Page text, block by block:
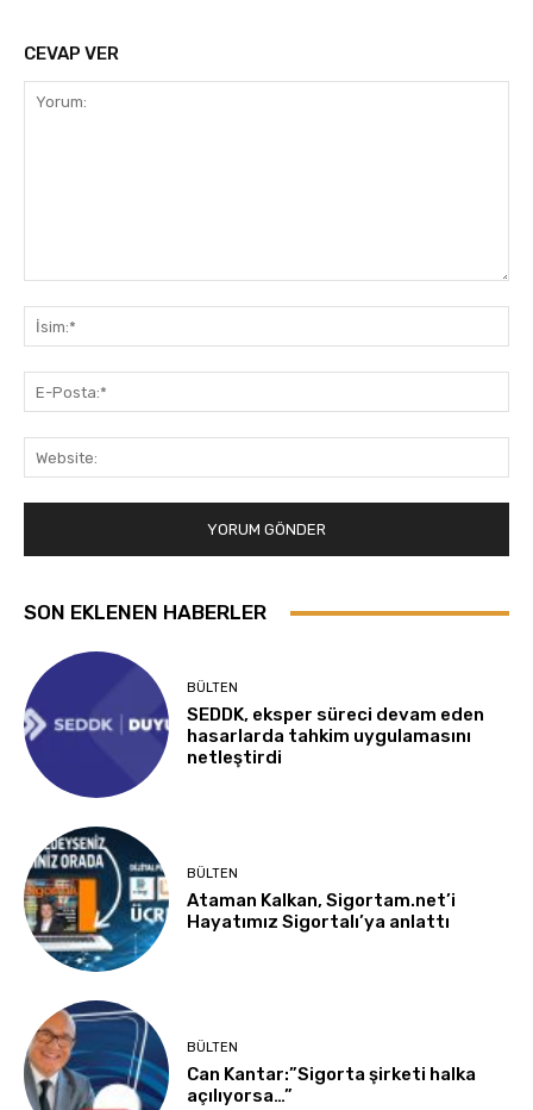
CEVAP VER
SON EKLENEN HABERLER
BÜLTEN
SEDDK, eksper süreci devam eden
hasarlarda tahkim uygulamasını
netleştirdi
BÜLTEN
Ataman Kalkan, Sigortam.net’i
Hayatımız Sigortalı’ya anlattı
BÜLTEN
Can Kantar:”Sigorta şirketi halka
açılıyorsa…”